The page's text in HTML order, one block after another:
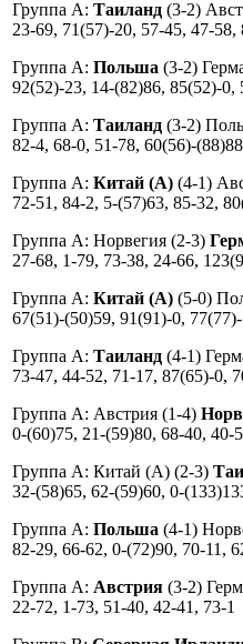
Группа A: Таиланд (3-2)
23-69, 71(57)-20, 57-45, 47-58,
Группа A: Польша (3-2)
92(52)-23, 14-(82)86, 85(52)-0,
Группа A: Таиланд (3-2)
82-4, 68-0, 51-78, 60(56)-
Группа A: Китай (A) (4-1)
72-51, 84-2, 5-(57)63, 85-32,
Группа A: Норвегия (2-3)
27-68, 1-79, 73-38, 24-66,
Группа A: Китай (A) (5-0)
67(51)-(50)59, 91(91)-0,
Группа A: Таиланд (4-1)
73-47, 44-52, 71-17, 87(65)-0,
Группа A: Австрия (1-4)
0-(60)75, 21-(59)80, 68-40, 40-
Группа A: Китай (A) (2-3)
32-(58)65, 62-(59)60, 0-
Группа A: Польша (4-1)
82-29, 66-62, 0-(72)90, 70-11,
Группа A: Австрия (3-2)
22-72, 1-73, 51-40, 42-41, 73-1